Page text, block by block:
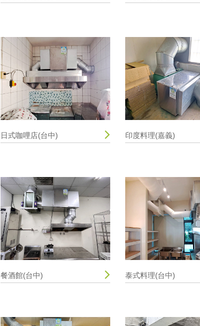
日式咖哩店(台中) 印度料理(嘉義)
餐酒館(台中) 泰式料理(台中)